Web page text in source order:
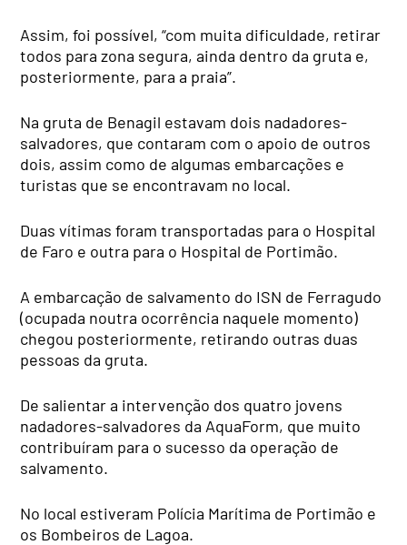
Assim, foi possível, “com muita dificuldade, retirar
todos para zona segura, ainda dentro da gruta e,
posteriormente, para a praia”.
Na gruta de Benagil estavam dois nadadores-
salvadores, que contaram com o apoio de outros
dois, assim como de algumas embarcações e
turistas que se encontravam no local.
Duas vítimas foram transportadas para o Hospital
de Faro e outra para o Hospital de Portimão.
A embarcação de salvamento do ISN de Ferragudo
(ocupada noutra ocorrência naquele momento)
chegou posteriormente, retirando outras duas
pessoas da gruta.
De salientar a intervenção dos quatro jovens
nadadores-salvadores da AquaForm, que muito
contribuíram para o sucesso da operação de
salvamento.
No local estiveram Polícia Marítima de Portimão e
os Bombeiros de Lagoa.